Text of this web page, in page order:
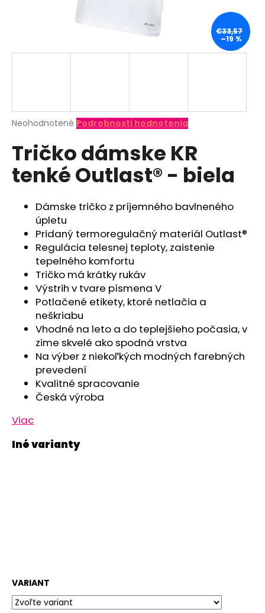
Priemerné
produktu
0,0
z
hviezdičiek.
Neohodnotené Podrobnosti hodnotenia
Tričko dámske KR
tenké Outlast® - biela
Dámske tričko z príjemného bavlneného
úpletu
Pridaný termoregulačný materiál Outlast®
Regulácia telesnej teploty, zaistenie
tepelného komfortu
Tričko má krátky rukáv
Výstrih v tvare písmena V
Potlačené etikety, ktoré netlačia a
neškriabu
Vhodné na leto a do teplejšieho počasia, v
zime skvelé ako spodná vrstva
Na výber z niekoľkých modných farebných
prevedení
Kvalitné spracovanie
Česká výroba
Viac
VARIANT
€33,57
–19 %
PROSTERADLO
DO
KOČIARA
NEPRIEPUSTNÉ
PRIEDUŠNÉ
€13,41